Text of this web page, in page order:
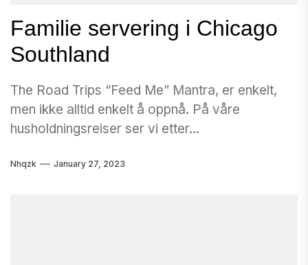
Familie servering i Chicago
Southland
The Road Trips “Feed Me” Mantra, er enkelt,
men ikke alltid enkelt å oppnå. På våre
husholdningsreiser ser vi etter...
Nhqzk January 27, 2023